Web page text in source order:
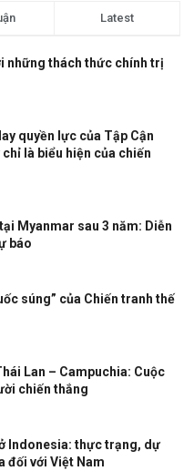
Latest
những thách thức chính trị
quyền lực của Tập Cận
là biểu hiện của chiến
Myanmar sau 3 năm: Diễn
báo
súng” của Chiến tranh thế
Lan – Campuchia: Cuộc
chiến thắng
Indonesia: thực trạng, dự
đối với Việt Nam